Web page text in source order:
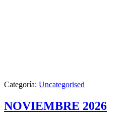
Categoría: Uncategorised
NOVIEMBRE 2026